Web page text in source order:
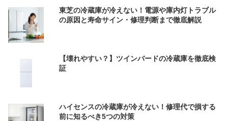
東芝の冷蔵庫が冷えない！電源や庫内灯トラブル
の原因と寿命サイン・修理判断まで徹底解説
【壊れやすい？】ツインバードの冷蔵庫を徹底検
証
ハイセンスの冷蔵庫が冷えない！修理代で損する
前に知るべき5つの対策